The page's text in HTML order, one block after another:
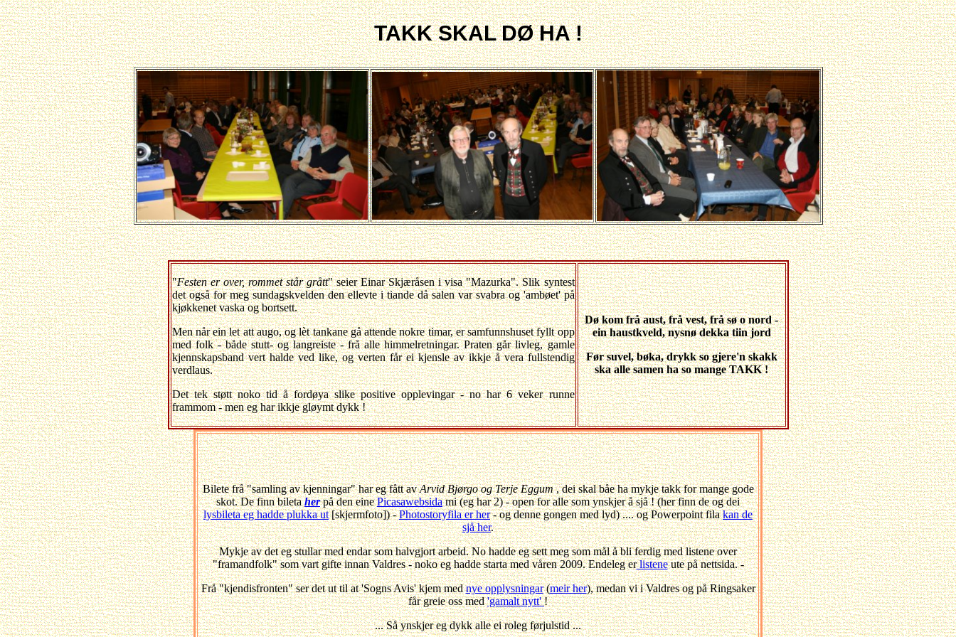
TAKK SKAL DØ HA !
"Festen er over, rommet står grått" seier Einar Skjæråsen i visa "Mazurka". Slik syntest
det også for meg sundagskvelden den ellevte i tiande då salen var svabra og 'ambøet' på
kjøkkenet vaska og bortsett.
Men når ein let att augo, og lèt tankane gå attende nokre timar, er samfunnshuset fyllt opp
med folk - både stutt- og langreiste - frå alle himmelretningar. Praten går livleg, gamle
kjennskapsband vert halde ved like, og verten får ei kjensle av ikkje å vera fullstendig
verdlaus.
Det tek støtt noko tid å fordøya slike positive opplevingar - no har 6 veker runne
frammom - men eg har ikkje gløymt dykk !
Dø kom frå aust, frå vest, frå sø o nord -
ein haustkveld, nysnø dekka tiin jord
Før suvel, bøka, drykk so gjere'n skakk
ska alle samen ha so mange TAKK !
Bilete frå "samling av kjenningar" har eg fått avArvid Bjørgo og Terje Eggum, dei skal båe ha mykje takk for mange gode
skot. De finn biletaherpå den einePicasawebsidami (eg har 2) - open for alle som ynskjer å sjå ! (her finn de og dei
lysbileta eg hadde plukka ut[skjermfoto]) -Photostoryfila er her- og denne gongen med lyd) .... og Powerpoint filakan de
sjå her.
Mykje av det eg stullar med endar som halvgjort arbeid. No hadde eg sett meg som mål å bli ferdig med listene over
"framandfolk" som vart gifte innan Valdres - noko eg hadde starta med våren 2009. Endeleg erlisteneute på nettsida. -
Frå "kjendisfronten" ser det ut til at 'Sogns Avis' kjem mednye opplysningar(meir her), medan vi i Valdres og på Ringsaker
får greie oss med'gamalt nytt'!
... Så ynskjer eg dykk alle ei roleg førjulstid ...